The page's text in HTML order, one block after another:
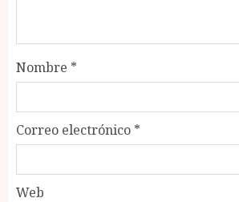
Nombre *
Correo electrónico *
Web